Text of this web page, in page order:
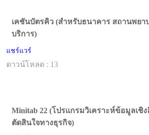
เคชันบัตรคิว (สำหรับธนาคาร สถานพยา
บริการ)
แชร์แวร์
ดาวน์โหลด : 13
Minitab 22 (โปรแกรมวิเคราะห์ข้อมูลเชิ
ตัดสินใจทางธุรกิจ)